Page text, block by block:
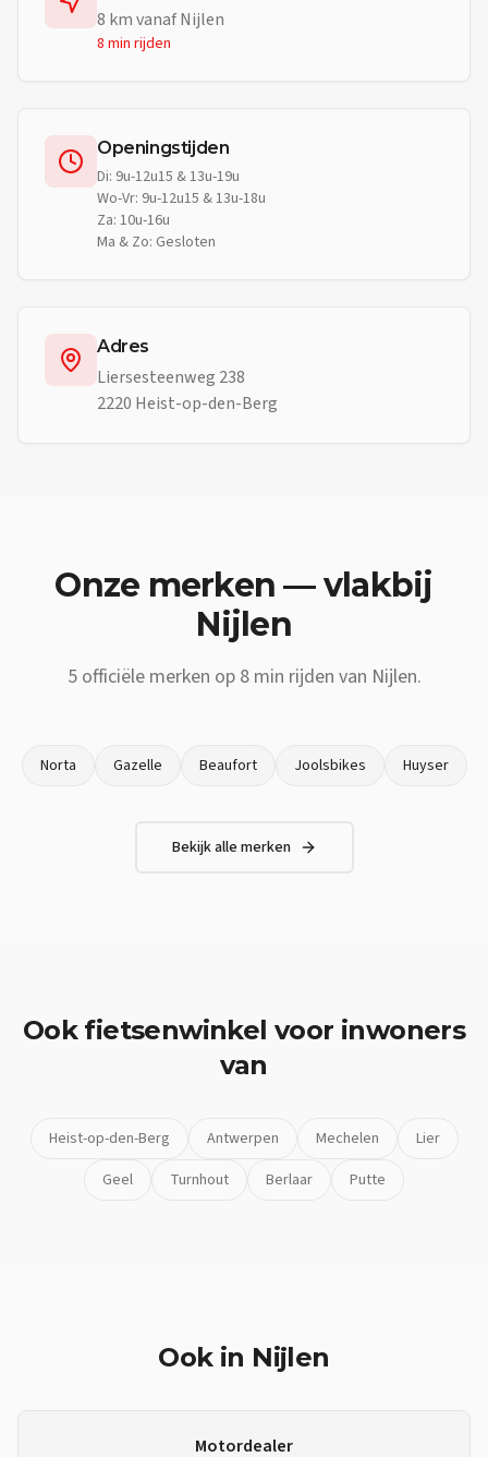
8 km vanafNijlen
8 min rijden
Openingstijden
Di: 9u-12u15 & 13u-19u
Wo-Vr: 9u-12u15 & 13u-18u
Za: 10u-16u
Ma & Zo: Gesloten
Adres
Liersesteenweg 238
2220 Heist-op-den-Berg
Onze merken — vlakbij
Nijlen
5officiële merken op 8 min rijden van Nijlen.
Norta Gazelle Beaufort Joolsbikes Huyser
Bekijk alle merken
Ook fietsenwinkel voor inwoners
van
Heist-op-den-Berg Antwerpen Mechelen
Lier
Geel
Turnhout Berlaar Putte
Ook in Nijlen
Motordealer